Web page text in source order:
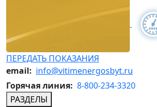
ПЕРЕДАТЬ ПОКАЗАНИЯ
email: info@vitimenergosbyt.ru
Горячая линия: 8-800-234-3320
РАЗДЕЛЫ